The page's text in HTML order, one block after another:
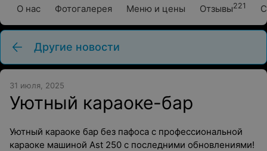
О нас Фотогалерея Меню и цены Отзывы221
Другие новости
31 июля, 2025
Уютный караоке-бар
Уютный караоке бар без пафоса с профессиональной
караоке машиной Ast 250 с последними обновлениями!